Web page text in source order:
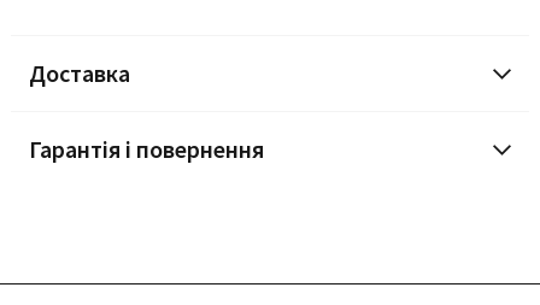
Доставка
Гарантія і повернення